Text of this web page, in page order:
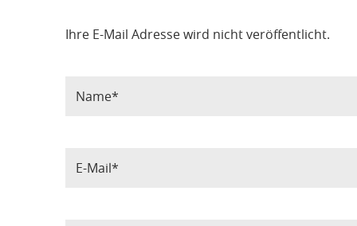
Ihre E-Mail Adresse wird nicht veröffentlicht.